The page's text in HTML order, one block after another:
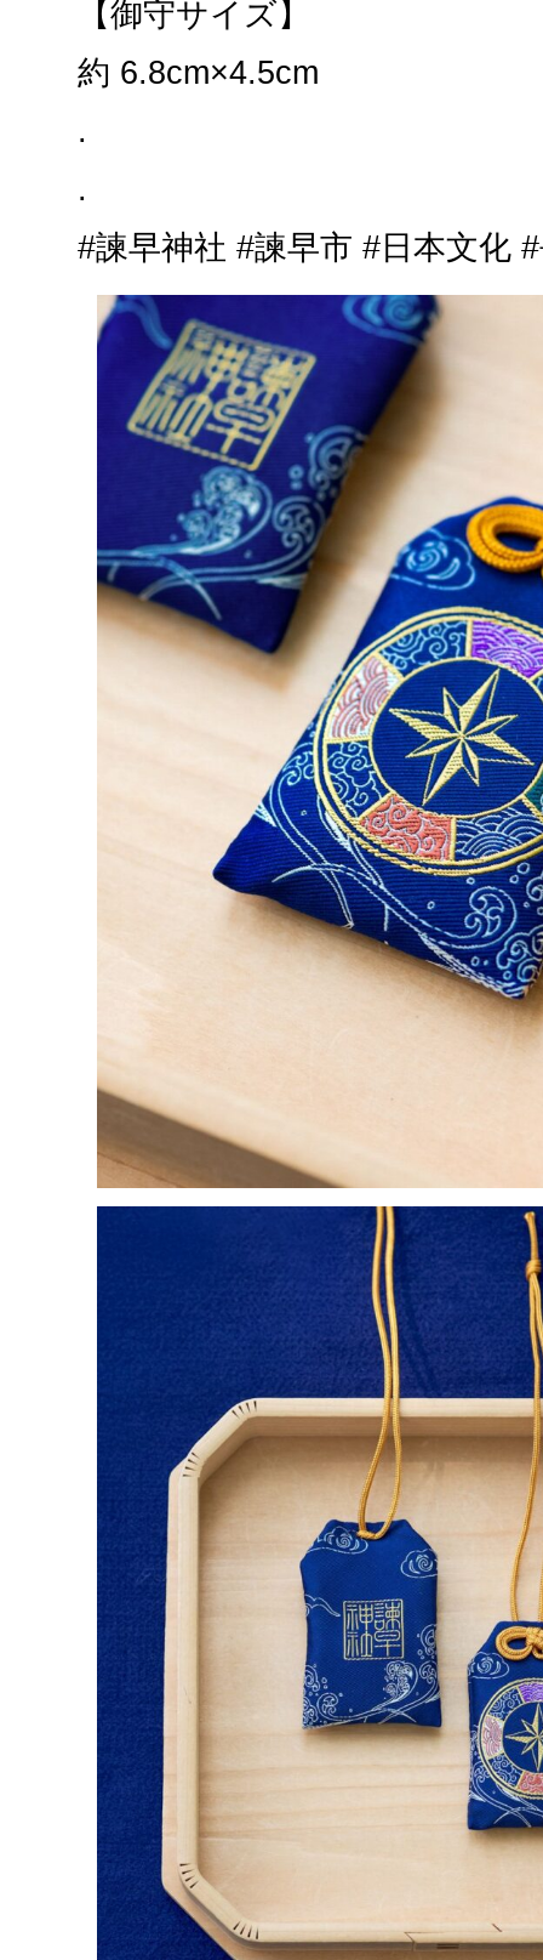
【御守サイズ】
約 6.8cm×4.5cm
.
.
#諫早神社 #諫早市 #日本文化